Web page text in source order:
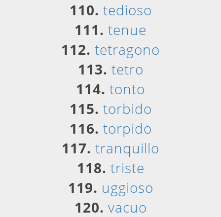
110. tedioso
111. tenue
112. tetragono
113. tetro
114. tonto
115. torbido
116. torpido
117. tranquillo
118. triste
119. uggioso
120. vacuo